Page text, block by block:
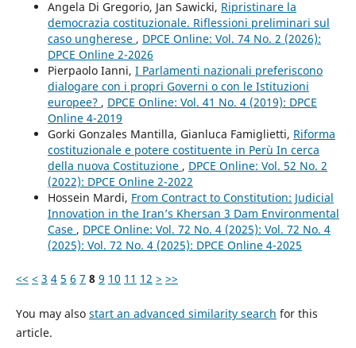
Angela Di Gregorio, Jan Sawicki, Ripristinare la
democrazia costituzionale. Riflessioni preliminari sul
caso ungherese , DPCE Online: Vol. 74 No. 2 (2026):
DPCE Online 2-2026
Pierpaolo Ianni, I Parlamenti nazionali preferiscono
dialogare con i propri Governi o con le Istituzioni
europee? , DPCE Online: Vol. 41 No. 4 (2019): DPCE
Online 4-2019
Gorki Gonzales Mantilla, Gianluca Famiglietti, Riforma
costituzionale e potere costituente in Perù In cerca
della nuova Costituzione , DPCE Online: Vol. 52 No. 2
(2022): DPCE Online 2-2022
Hossein Mardi, From Contract to Constitution: Judicial
Innovation in the Iran’s Khersan 3 Dam Environmental
Case , DPCE Online: Vol. 72 No. 4 (2025): Vol. 72 No. 4
(2025): Vol. 72 No. 4 (2025): DPCE Online 4-2025
<< < 3 4 5 6 7 8 9 10 11 12 > >>
You may also start an advanced similarity search for this
article.